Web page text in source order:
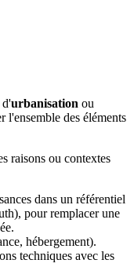
d'urbanisation ou
l'ensemble des éléments
raisons ou contextes
dans un référentiel
pour remplacer une
hébergement).
techniques avec les